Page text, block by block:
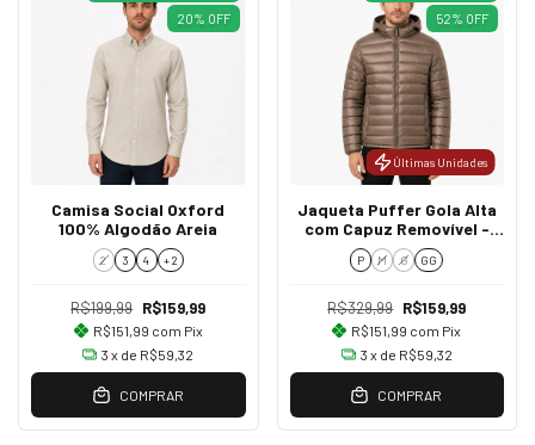
20% OFF
Camisa Social Oxford
100% Algodão Areia
2 3 4 + 2
R$199,99 R$159,99
R$151,99 com Pix
3 x de R$59,32
COMPRAR
Últimas Unidades
52% OFF
Jaqueta Puffer Gola Alta
com Capuz Removível -
Marrom
P M G GG
R$329,99 R$159,99
R$151,99 com Pix
3 x de R$59,32
COMPRAR